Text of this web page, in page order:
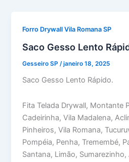
Forro Drywall Vila Romana SP
Saco Gesso Lento
Gesseiro SP /janeiro 18, 2025
Saco Gesso Lento Rápido.
Fita Telada Drywall, Montante
Cadeirinha, Vila Madalena,
Pinheiros, Vila Romana,
Pompéia, Penha, Tremembé,
Santana, Limão, Sumarezinho,